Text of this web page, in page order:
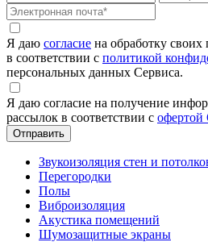
Я даю согласие на обработку
в соответствии с политикой
персональных данных Сервиса.
Я даю согласие на получение
рассылок в соответствии с офертой
Звукоизоляция стен и
Перегородки
Полы
Виброизоляция
Акустика помещений
Шумозащитные экраны